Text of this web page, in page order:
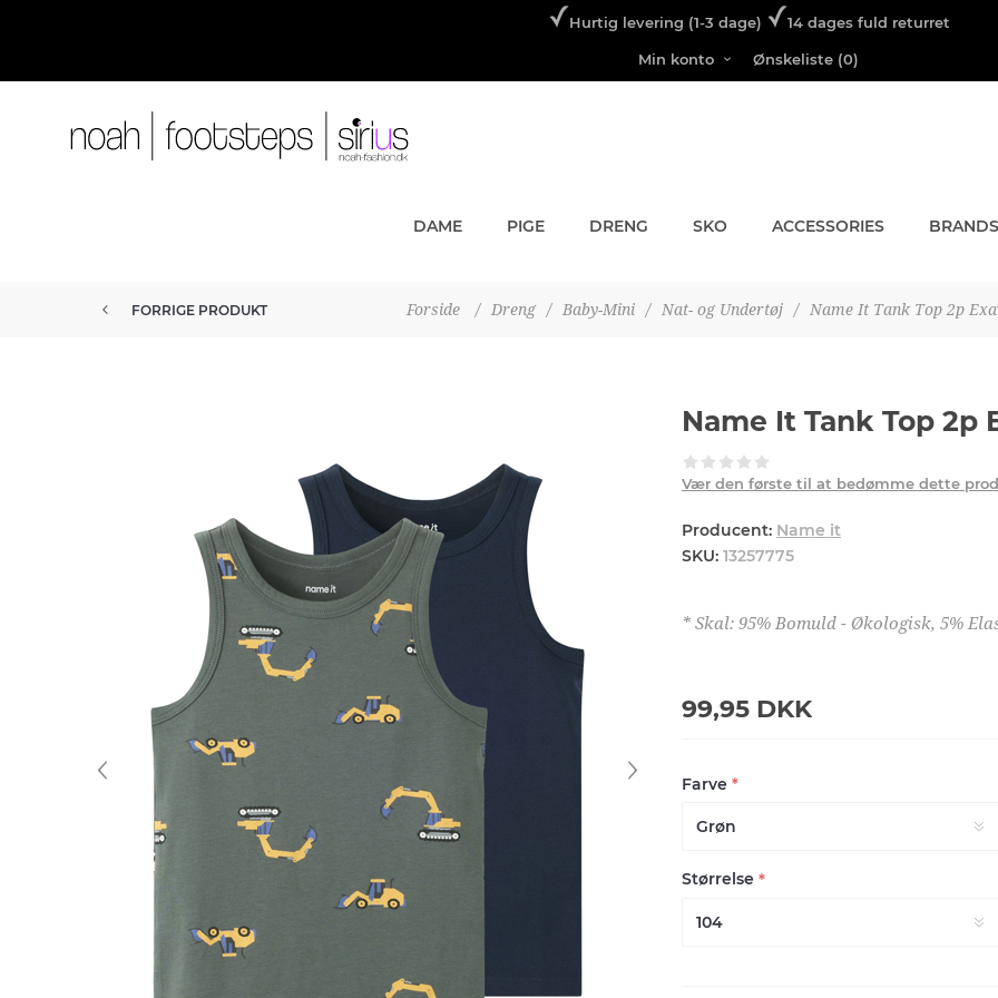
Hurtig levering (1-3 dage) 14 dages fuld returret
Min konto Ønskeliste (0)
DAME PIGE DRENG SKO ACCESSORIES BRANDS
Forside / Dreng / Baby-Mini / Nat- og Undertøj / Name It Tank Top 2p
FORRIGE PRODUKT
Name It Tank Top 2p
Vær den første til at bedømme dette
Producent: Name it
SKU: 13257775
* Skal: 95% Bomuld - Økologisk, 5%
99,95 DKK
Farve *
Størrelse *